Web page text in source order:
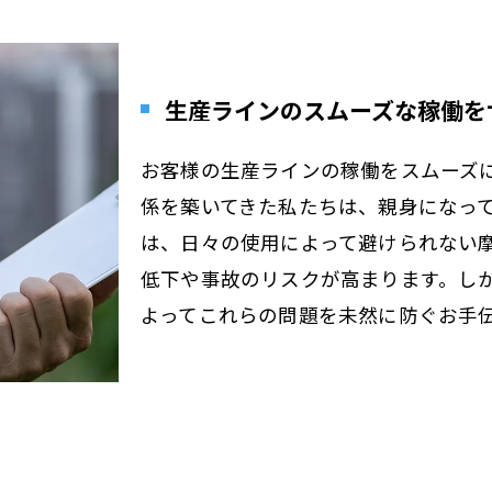
生産ラインのスムーズな稼働
お客様の生産ラインの稼働をスムー
係を築いてきた私たちは、親身になっ
は、日々の使用によって避けられな
低下や事故のリスクが高まります。
よってこれらの問題を未然に防ぐお手